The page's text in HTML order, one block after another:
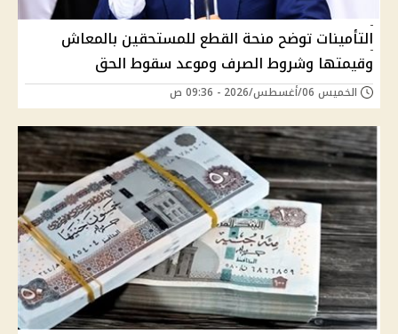
التأمينات توضح منحة القطع للمستحقين بالمعاش
وقيمتها وشروط الصرف وموعد سقوط الحق
الخميس 06/أغسطس/2026 - 09:36 ص